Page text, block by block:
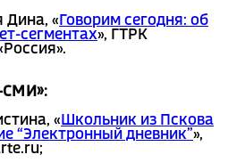
Дина, « Говорим сегодня: об
сегментах», ГТРК
СМИ»:
« Школьник из Пскова
“Электронный дневник”»,